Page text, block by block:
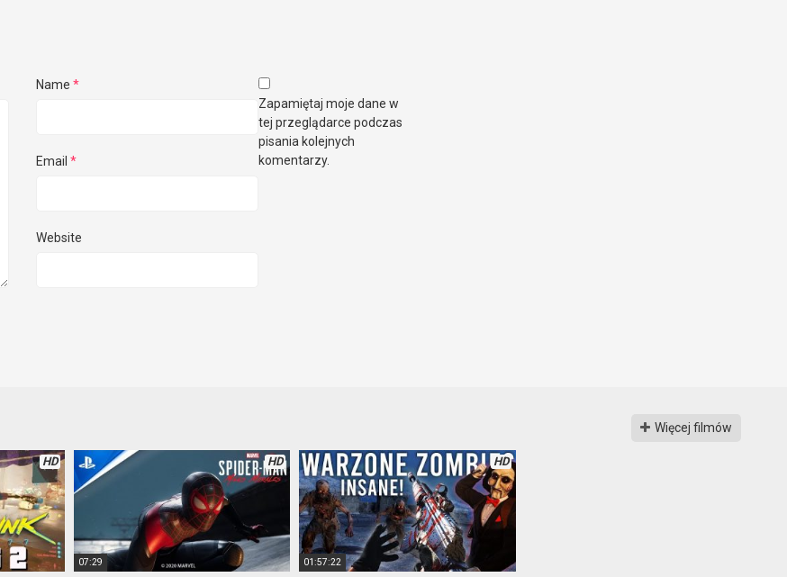
Name *
Email *
Website
Zapamiętaj moje dane w
tej przeglądarce podczas
pisania kolejnych
komentarzy.
Więcej filmów
HD HD
07:29
HD
01:57:22